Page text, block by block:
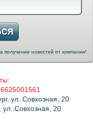
получение новостей от компании!
ул. Совхозная, 20
ул. Совхозная, 20